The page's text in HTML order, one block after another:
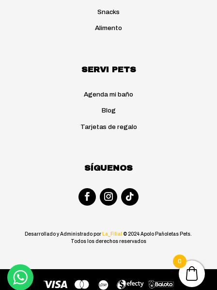
Snacks
Alimento
SERVI PETS
Agenda mi baño
Blog
Tarjetas de regalo
SÍGUENOS
Desarrollado y Administrado por La_Filial © 2024 Apolo Pañoletas Pets.
Todos los derechos reservados
0